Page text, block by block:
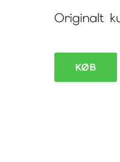
Originalt
Abstrakt
KØB